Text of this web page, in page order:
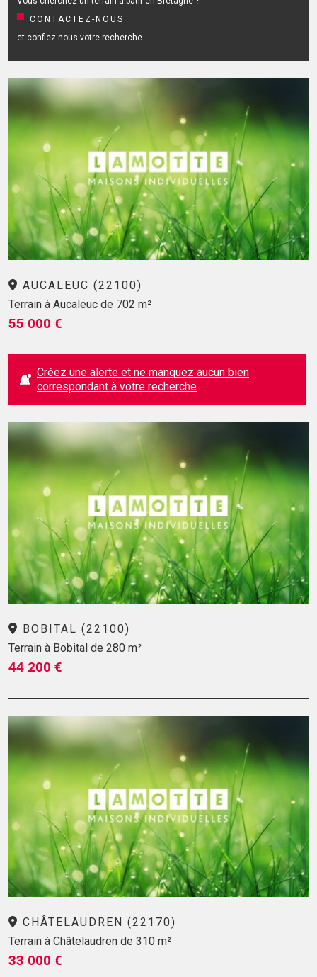
CONTACTEZ-NOUS
et confiez-nous votre recherche
AUCALEUC (22100)
Terrain à Aucaleuc de 702 m²
55 000 €
Créez une alerte et ne manquez aucun bien
correspondant à votre recherche
BOBITAL (22100)
Terrain à Bobital de 280 m²
44 200 €
CHÂTELAUDREN (22170)
Terrain à Châtelaudren de 310 m²
33 000 €